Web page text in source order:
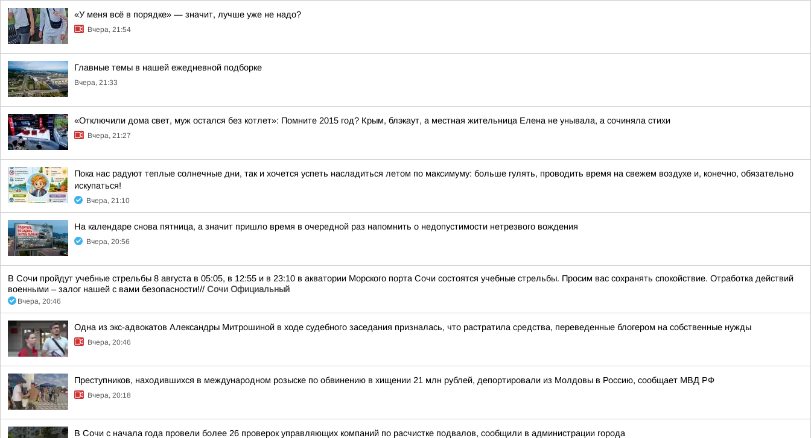
«У меня всё в порядке» — значит, лучше уже не надо?
Вчера, 21:54
Главные темы в нашей ежедневной подборке
Вчера, 21:33
«Отключили дома свет, муж остался без котлет»: Помните 2015 год? Крым, блэкаут, а местная жительница Елена не унывала, а сочиняла стихи
Вчера, 21:27
Пока нас радуют теплые солнечные дни, так и хочется успеть насладиться летом по максимуму: больше гулять, проводить время на свежем воздухе и, конечно, обязательно
искупаться!
Вчера, 21:10
На календаре снова пятница, а значит пришло время в очередной раз напомнить о недопустимости нетрезвого вождения
Вчера, 20:56
В Сочи пройдут учебные стрельбы 8 августа в 05:05, в 12:55 и в 23:10 в акватории Морского порта Сочи состоятся учебные стрельбы. Просим вас сохранять спокойствие. Отработка действий
военными – залог нашей с вами безопасности!// Сочи Официальный
Вчера, 20:46
Одна из экс-адвокатов Александры Митрошиной в ходе судебного заседания призналась, что растратила средства, переведенные блогером на собственные нужды
Вчера, 20:46
Преступников, находившихся в международном розыске по обвинению в хищении 21 млн рублей, депортировали из Молдовы в Россию, сообщает МВД РФ
Вчера, 20:18
В Сочи с начала года провели более 26 проверок управляющих компаний по расчистке подвалов, сообщили в администрации города